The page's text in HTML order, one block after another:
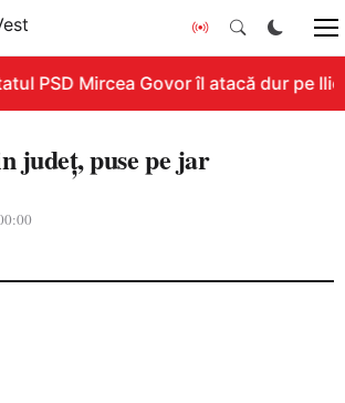
PSD Mircea Govor îl atacă dur pe
judeţ, puse pe jar